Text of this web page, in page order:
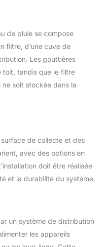
de pluie se compose
filtre, d’une cuve de
Les gouttières
toit, tandis que le filtre
ne soit stockée dans la
de collecte et des
avec des options en
doit être réalisée
et la durabilité du système.
un système de distribution
les appareils